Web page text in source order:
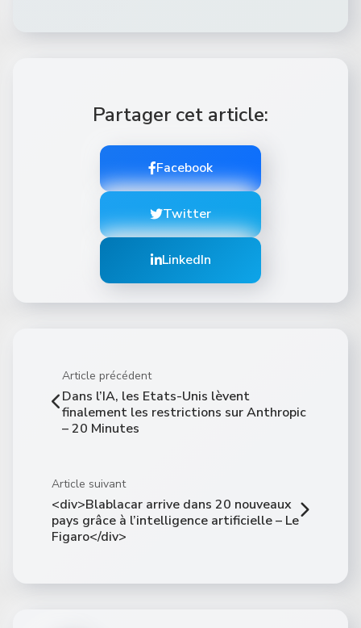
Partager cet article:
Facebook
Twitter
LinkedIn
Article précédent
Dans l’IA, les Etats-Unis lèvent
finalement les restrictions sur Anthropic
– 20 Minutes
Article suivant
<div>Blablacar arrive dans 20 nouveaux
pays grâce à l’intelligence artificielle – Le
Figaro</div>